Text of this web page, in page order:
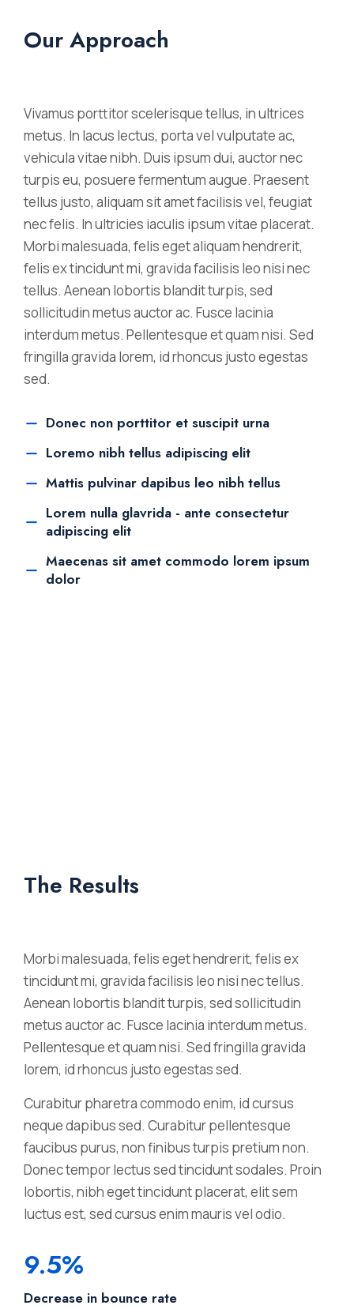
Our Approach
Vivamus porttitor scelerisque tellus, in ultrices
metus. In lacus lectus, porta vel vulputate ac,
vehicula vitae nibh. Duis ipsum dui, auctor nec
turpis eu, posuere fermentum augue. Praesent
tellus justo, aliquam sit amet facilisis vel, feugiat
nec felis. In ultricies iaculis ipsum vitae placerat.
Morbi malesuada, felis eget aliquam hendrerit,
felis ex tincidunt mi, gravida facilisis leo nisi nec
tellus. Aenean lobortis blandit turpis, sed
sollicitudin metus auctor ac. Fusce lacinia
interdum metus. Pellentesque et quam nisi. Sed
fringilla gravida lorem, id rhoncus justo egestas
sed.
Donec non porttitor et suscipit urna
Loremo nibh tellus adipiscing elit
Mattis pulvinar dapibus leo nibh tellus
Lorem nulla glavrida - ante consectetur
adipiscing elit
Maecenas sit amet commodo lorem ipsum
dolor
The Results
Morbi malesuada, felis eget hendrerit, felis ex
tincidunt mi, gravida facilisis leo nisi nec tellus.
Aenean lobortis blandit turpis, sed sollicitudin
metus auctor ac. Fusce lacinia interdum metus.
Pellentesque et quam nisi. Sed fringilla gravida
lorem, id rhoncus justo egestas sed.
Curabitur pharetra commodo enim, id cursus
neque dapibus sed. Curabitur pellentesque
faucibus purus, non finibus turpis pretium non.
Donec tempor lectus sed tincidunt sodales. Proin
lobortis, nibh eget tincidunt placerat, elit sem
luctus est, sed cursus enim mauris vel odio.
9.5%
Decrease in bounce rate